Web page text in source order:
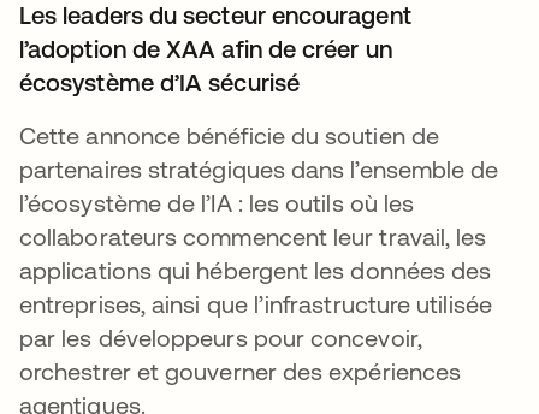
Les leaders du secteur encouragent
l’adoption de XAA afin de créer un
écosystème d’IA sécurisé
Cette annonce bénéficie du soutien de
partenaires stratégiques dans l’ensemble de
l’écosystème de l’IA : les outils où les
collaborateurs commencent leur travail, les
applications qui hébergent les données des
entreprises, ainsi que l’infrastructure utilisée
par les développeurs pour concevoir,
orchestrer et gouverner des expériences
agentiques.